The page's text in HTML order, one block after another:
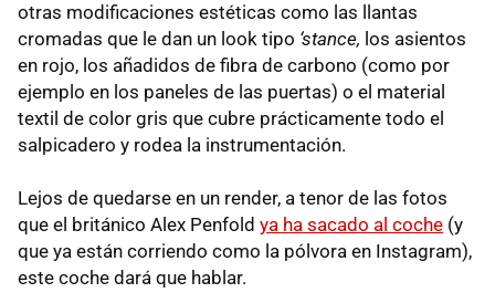
otras modificaciones estéticas como las llantas
cromadas que le dan un look tipo ‘stance, los asientos
en rojo, los añadidos de fibra de carbono (como por
ejemplo en los paneles de las puertas) o el material
textil de color gris que cubre prácticamente todo el
salpicadero y rodea la instrumentación.
Lejos de quedarse en un render, a tenor de las fotos
que el británico Alex Penfold ya ha sacado al coche (y
que ya están corriendo como la pólvora en Instagram),
este coche dará que hablar.